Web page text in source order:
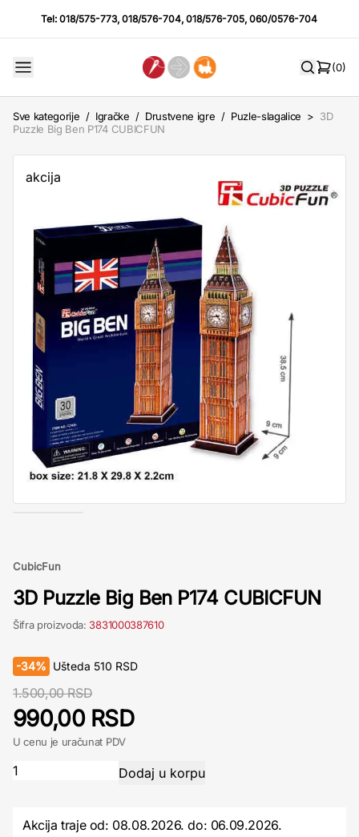
Tel:018/575-773,018/576-704,018/576-705,060/0576-704
(0)
Sve kategorije / Igračke / Drustvene igre / Puzle-slagalice > 3D
Puzzle Big Ben P174 CUBICFUN
akcija
CubicFun
3D Puzzle Big Ben P174 CUBICFUN
Šifra proizvoda: 3831000387610
-34% Ušteda 510 RSD
1.500,00 RSD
990,00 RSD
U cenu je uračunat PDV
Akcija traje od: 08.08.2026.do: 06.09.2026.